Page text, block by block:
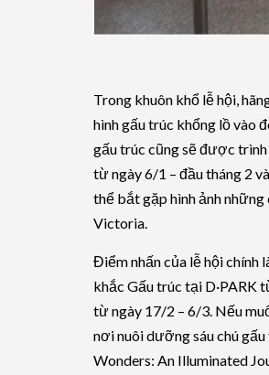
Trong khuôn khổ lễ hội,
hình gấu trúc khổng lồ vào
gấu trúc cũng sẽ được
từ ngày 6/1 – đầu tháng 2
thể bắt gặp hình ảnh những
Victoria.
Điểm nhấn của lễ hội chính
khắc Gấu trúc tại D·PARK
từ ngày 17/2 – 6/3. Nếu
nơi nuôi dưỡng sáu chú
Wonders: An Illuminated